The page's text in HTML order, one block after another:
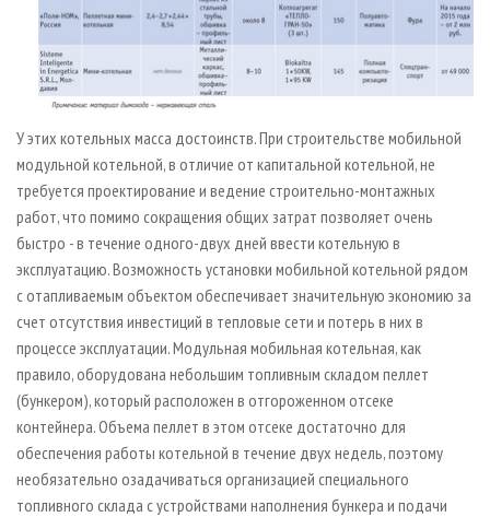
У этих котельных масса достоинств. При строительстве мобильной
модульной котельной, в отличие от капитальной котельной, не
требуется проектирование и ведение строительно-монтажных
работ, что помимо сокращения общих затрат позволяет очень
быстро - в течение одного-двух дней ввести котельную в
эксплуатацию. Возможность установки мобильной котельной рядом
с отапливаемым объектом обеспечивает значительную экономию за
счет отсутствия инвестиций в тепловые сети и потерь в них в
процессе эксплуатации. Модульная мобильная котельная, как
правило, оборудована небольшим топливным складом пеллет
(бункером), который расположен в отгороженном отсеке
контейнера. Объема пеллет в этом отсеке достаточно для
обеспечения работы котельной в течение двух недель, поэтому
необязательно озадачиваться организацией специального
топливного склада с устройствами наполнения бункера и подачи